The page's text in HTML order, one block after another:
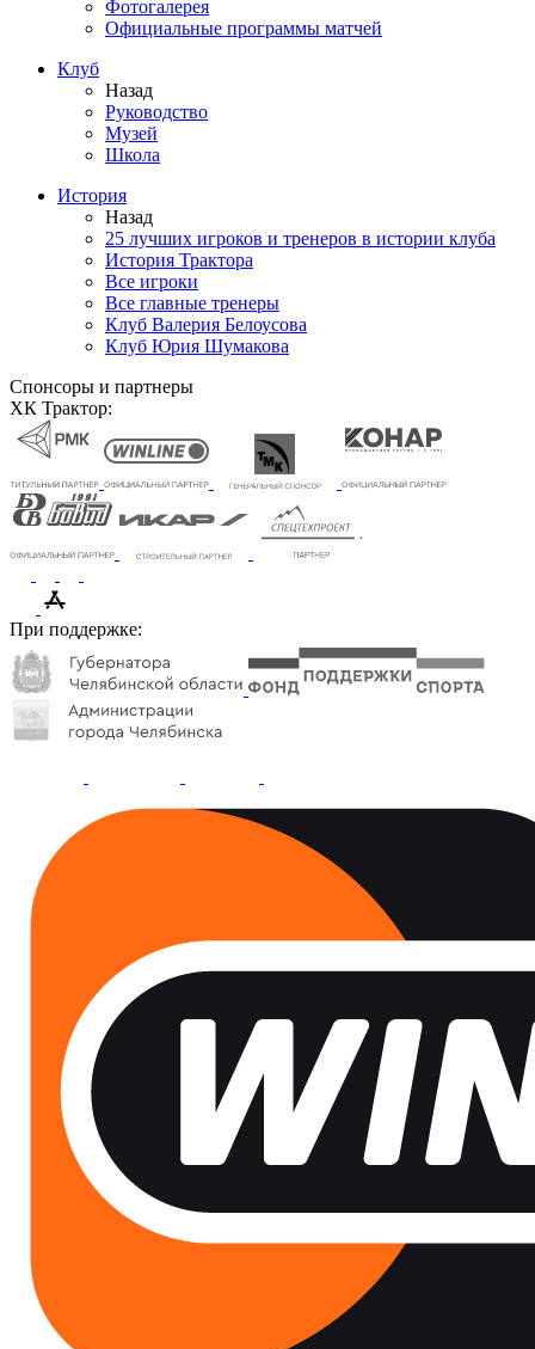
Фотогалерея
Официальные программы матчей
Клуб
Назад
Руководство
Музей
Школа
История
Назад
25 лучших игроков и тренеров в истории клуба
История Трактора
Все игроки
Все главные тренеры
Клуб Валерия Белоусова
Клуб Юрия Шумакова
Спонсоры и партнеры
ХК Трактор:
При поддержке: